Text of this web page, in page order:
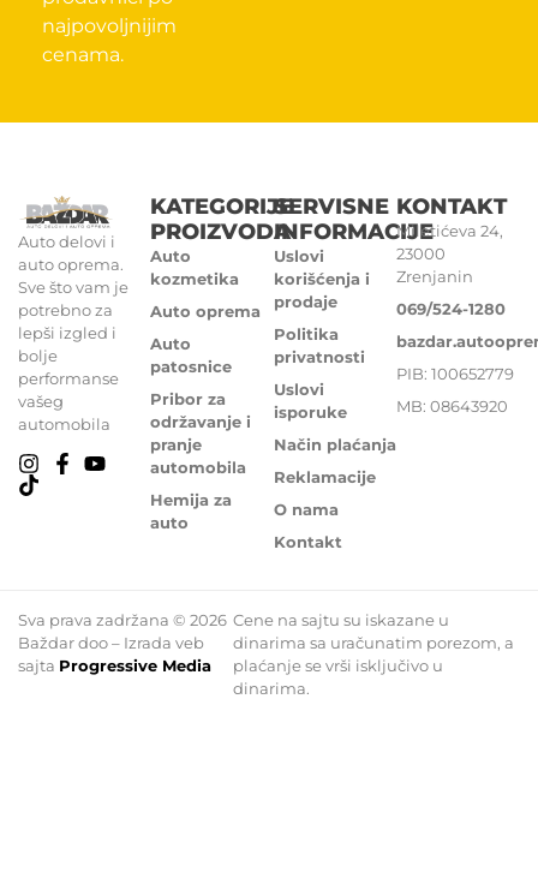
najpovoljnijim
cenama.
Auto delovi i
auto oprema.
Sve što vam je
potrebno za
lepši izgled i
bolje
performanse
vašeg
automobila
KATEGORIJE
PROIZVODA
Auto
kozmetika
Auto oprema
Auto
patosnice
Pribor za
održavanje i
pranje
automobila
Hemija za
auto
SERVISNE
INFORMACIJE
Uslovi
korišćenja i
prodaje
Politika
privatnosti
Uslovi
isporuke
Način plaćanja
Reklamacije
O nama
Kontakt
KONTAKT
Miletićeva 24,
23000
Zrenjanin
069/524-1280
PIB: 100652779
MB: 08643920
Sva prava zadržana © 2026
Baždar doo – Izrada veb
sajta Progressive Media
Cene na sajtu su iskazane u
dinarima sa uračunatim porezom, a
plaćanje se vrši isključivo u
dinarima.